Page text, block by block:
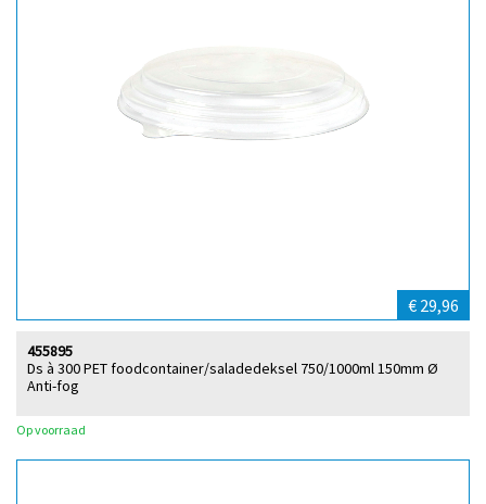
€ 29,96
Ds à 300 PET foodcontainer/saladedeksel 750/1000ml 150mm Ø
Anti-fog
455895
Op voorraad